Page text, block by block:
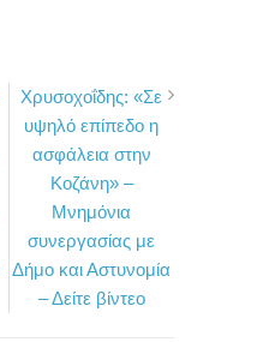
Χρυσοχοΐδης: «Σε
υψηλό επίπεδο η
ασφάλεια στην
Κοζάνη» –
Μνημόνια
συνεργασίας με
Δήμο και Αστυνομία
– Δείτε βίντεο